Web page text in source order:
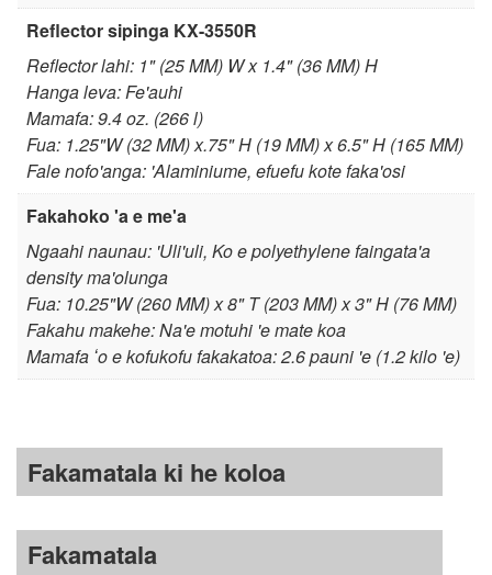
Reflector sipinga KX-3550R
Reflector lahi: 1" (25 MM) W x 1.4" (36 MM) H
Hanga leva: Fe'auhi
Mamafa: 9.4 oz. (266 l)
Fua: 1.25"W (32 MM) x.75" H (19 MM) x 6.5" H (165 MM)
Fale nofo'anga: 'Alaminiume, efuefu kote faka'osi
Fakahoko 'a e me'a
Ngaahi naunau: 'Uli'uli, Ko e polyethylene faingata'a
density ma'olunga
Fua: 10.25"W (260 MM) x 8" T (203 MM) x 3" H (76 MM)
Fakahu makehe: Na'e motuhi 'e mate koa
Mamafa ʻo e kofukofu fakakatoa: 2.6 pauni 'e (1.2 kilo 'e)
Fakamatala ki he koloa
Fakamatala